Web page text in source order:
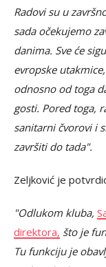
Radovi su u
sada očekujemo
danima. Sve će
evropske
odnosno od toga
gosti. Pored toga,
sanitarni čvorovi i
završiti do tada".
Zeljković je
"Odlukom kluba,
direktora, što je
Tu funkciju je